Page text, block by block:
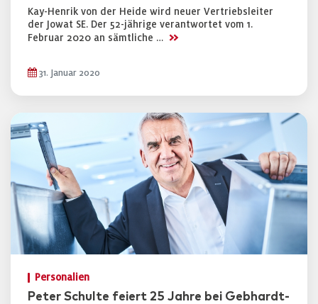
Kay-Henrik von der Heide wird neuer Vertriebsleiter
der Jowat SE. Der 52-jährige verantwortet vom 1.
Februar 2020 an sämtliche … >>
31. Januar 2020
Personalien
Peter Schulte feiert 25 Jahre bei Gebhardt-